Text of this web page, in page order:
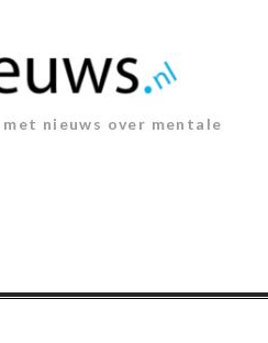
nieuws over mentale